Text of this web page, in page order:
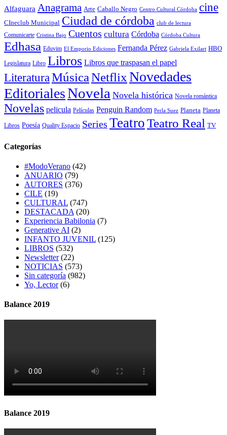
Alfaguara Anagrama Arte Caballo Negro Centro Cultural Córdoba cine
CIneclub Municipal Ciudad de córdoba club de lectura
Comunicarte Cristina Bajo Cuentos cultura Córdoba Córdoba Cultura
Edhasa Eduvim El Emporio Ediciones Fernanda Pérez Gabriela Exilart HBO
Legislatura Libro Libros Libros que traspasan el papel
LiteraturaMúsicaNetflixNovedades
EditorialesNovela Novela histórica Novela romántica
Novelas pelicula Películas Penguin Random Perla Suez Planeta Planeta
Libros Poesía Quality Espacio Series TeatroTeatro Real TV
Categorías
#ModoVerano (42)
ANUARIO (79)
AUTORES (376)
CILE (19)
CULTURAL (747)
DESTACADA (20)
Experiencia Babilonia (7)
Generative AI (2)
INFANTO JUVENIL (125)
LIBROS (532)
Newsletter(22)
NOTICIAS (573)
Sin categoría (982)
Yo, Lector(6)
Balance 2019
Balance 2019